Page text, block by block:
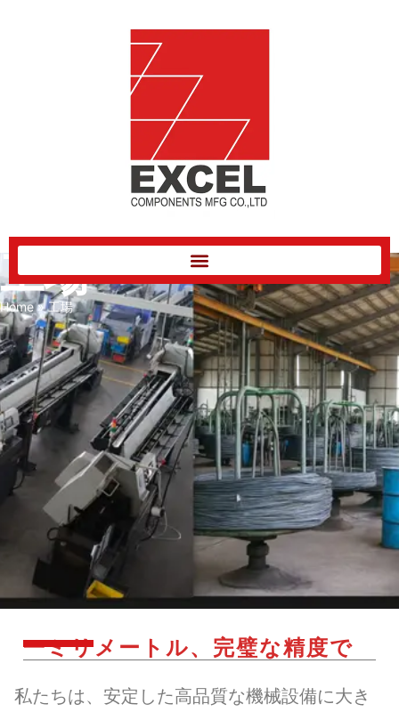
工場
Home»工場
一ミリメートル、完璧な精度で
私たちは、安定した高品質な機械設備に大き